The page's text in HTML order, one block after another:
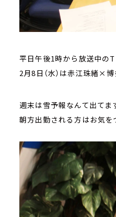
平日午後1時から放送中の
2月8日（水）は赤江珠緒×
週末は雪予報なんて出てま
朝方出勤される方はお気